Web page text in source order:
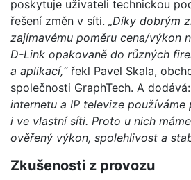
poskytuje uživateli technickou
řešení změn v síti. „Díky dobrým
zajímavému poměru cena/výkon
D-Link opakovaně do různých
a aplikací,“řekl Pavel Skala,
společnosti GraphTech. A dodává:
internetu a IP televize používáme
i ve vlastní síti. Proto u nich
ověřený výkon, spolehlivost a
Zkušenosti z provozu